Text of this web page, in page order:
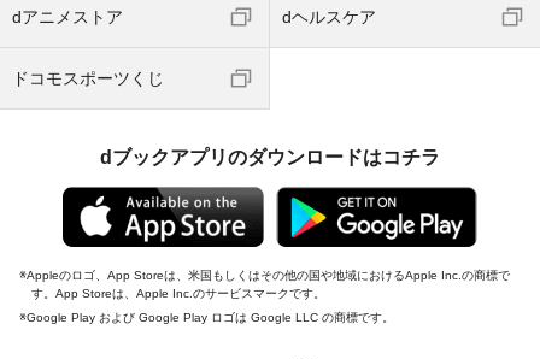
dアニメストア dヘルスケア
ドコモスポーツくじ
dブックアプリのダウンロードはコチラ
Appleのロゴ、App Storeは、米国もしくはその他の国や地域におけるApple Inc.の商標で
す。App Storeは、Apple Inc.のサービスマークです。
Google Play および Google Play ロゴは Google LLC の商標です。